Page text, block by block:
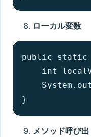
ローカル変数
public static
int
}
メソッド呼び出